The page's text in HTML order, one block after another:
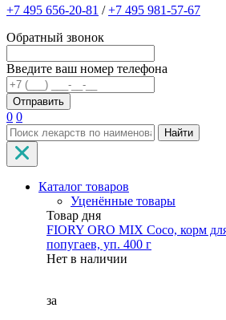
+7 495 656-20-81 /+7 495 981-57-67
Обратный звонок
Введите ваш номер телефона
0 0
Найти
Каталог товаров
Уценённые товары
Товар дня
FIORY ORO MIX Coco, корм
попугаев, уп. 400 г
Нет в наличии
за